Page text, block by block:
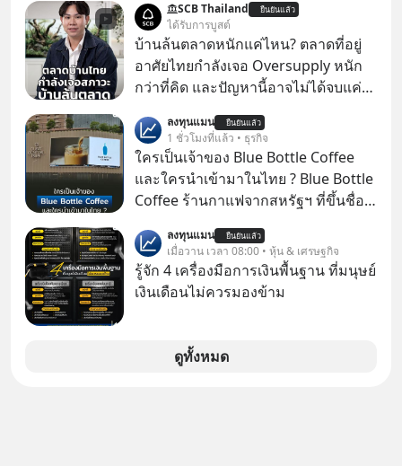
SCB Thailand ยืนยันแล้ว
ได้รับการบูสต์
บ้านล้นตลาดหนักแค่ไหน? ตลาดที่อยู่
อาศัยไทยกำลังเจอ Oversupply หนัก
กว่าที่คิด และปัญหานี้อาจไม่ได้จบแค่
ล้นตลาด #เศรษฐกิจไทย #EICAround
#SCBThailand สามารถดูคลิปที่
youtube ประกอบได้ที่ link :
https://youtube.com/shorts/-
ลงทุนแมน ยืนยันแล้ว
1 ชั่วโมงที่แล้ว • ธุรกิจ
ใครเป็นเจ้าของ Blue Bottle Coffee
และใครนำเข้ามาในไทย ? Blue Bottle
Coffee ร้านกาแฟจากสหรัฐฯ ที่ขึ้นชื่อ
แรกในประเทศไทย ที่ Central Park
ลงทุนแมน ยืนยันแล้ว
เมื่อวาน เวลา 08:00 • หุ้น & เศรษฐกิจ
รู้จัก 4 เครื่องมือการเงินพื้นฐาน ที่มนุษย์
เงินเดือนไม่ควรมองข้าม
ดูทั้งหมด